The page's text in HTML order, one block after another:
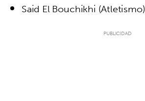
Said El Bouchikhi (Atletismo)